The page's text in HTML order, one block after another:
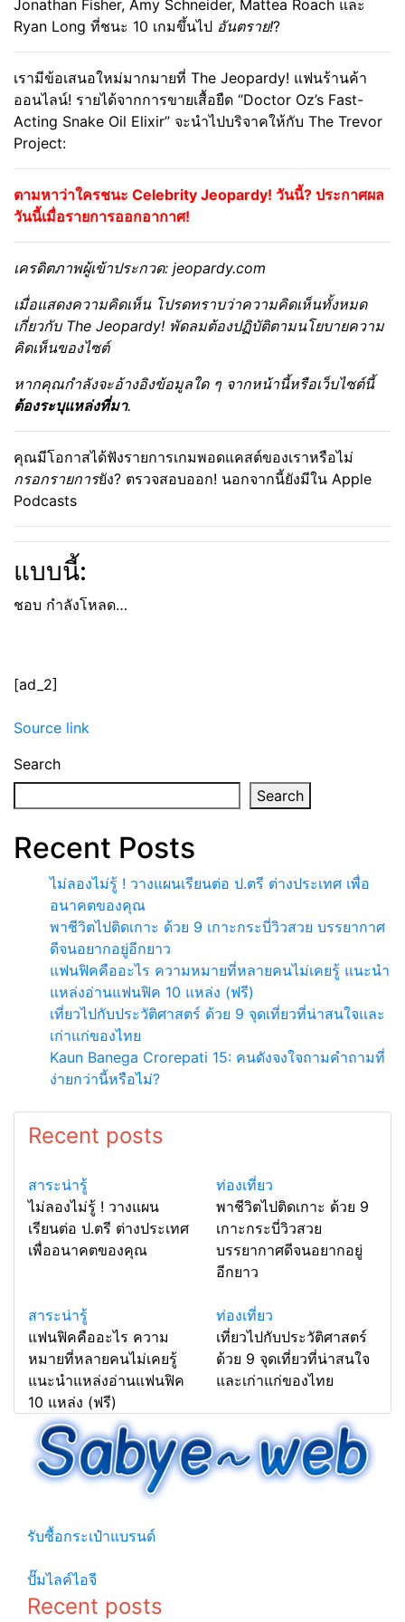
Jonathan Fisher, Amy Schneider, Mattea Roach และ
Ryan Long ที่ชนะ 10 เกมขึ้นไป อันตราย!?
เรามีข้อเสนอใหม่มากมายที่ The Jeopardy! แฟนร้านค้า
ออนไลน์! รายได้จากการขายเสื้อยืด “Doctor Oz’s Fast-
Acting Snake Oil Elixir” จะนำไปบริจาคให้กับ The Trevor
Project:
ตามหาว่าใครชนะ Celebrity Jeopardy! วันนี้? ประกาศผล
วันนี้เมื่อรายการออกอากาศ!
เครดิตภาพผู้เข้าประกวด: jeopardy.com
เมื่อแสดงความคิดเห็น โปรดทราบว่าความคิดเห็นทั้งหมด
เกี่ยวกับ The Jeopardy! พัดลมต้องปฏิบัติตามนโยบายความ
คิดเห็นของไซต์
หากคุณกำลังจะอ้างอิงข้อมูลใด ๆ จากหน้านี้หรือเว็บไซต์นี้
ต้องระบุแหล่งที่มา.
คุณมีโอกาสได้ฟังรายการเกมพอดแคสต์ของเราหรือไม่
กรอกรายการยัง? ตรวจสอบออก! นอกจากนี้ยังมีใน Apple
Podcasts
แบบนี้:
ชอบ กำลังโหลด…
[ad_2]
Source link
Search
Search
Recent Posts
ไม่ลองไม่รู้ ! วางแผนเรียนต่อ ป.ตรี ต่างประเทศ เพื่อ
อนาคตของคุณ
พาชีวิตไปติดเกาะ ด้วย 9 เกาะกระบี่วิวสวย บรรยากาศ
ดีจนอยากอยู่อีกยาว
แฟนฟิคคืออะไร ความหมายที่หลายคนไม่เคยรู้ แนะนำ
แหล่งอ่านแฟนฟิค 10 แหล่ง (ฟรี)
เที่ยวไปกับประวัติศาสตร์ ด้วย 9 จุดเที่ยวที่น่าสนใจและ
เก่าแก่ของไทย
Kaun Banega Crorepati 15: คนดังจงใจถามคำถามที่
ง่ายกว่านี้หรือไม่?
Recent posts
สาระน่ารู้
ไม่ลองไม่รู้ ! วางแผน
เรียนต่อ ป.ตรี ต่างประเทศ
เพื่ออนาคตของคุณ
ท่องเที่ยว
พาชีวิตไปติดเกาะ ด้วย 9
เกาะกระบี่วิวสวย
บรรยากาศดีจนอยากอยู่
อีกยาว
สาระน่ารู้
แฟนฟิคคืออะไร ความ
หมายที่หลายคนไม่เคยรู้
แนะนำแหล่งอ่านแฟนฟิค
10 แหล่ง (ฟรี)
ท่องเที่ยว
เที่ยวไปกับประวัติศาสตร์
ด้วย 9 จุดเที่ยวที่น่าสนใจ
และเก่าแก่ของไทย
รับซื้อกระเป๋าแบรนด์
ปั๊มไลค์ไอจี
Recent posts